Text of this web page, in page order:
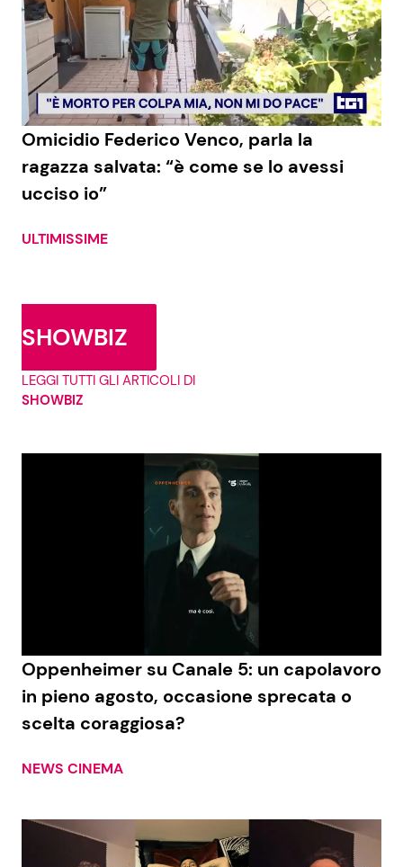
Omicidio Federico Venco, parla la
ragazza salvata: “è come se lo avessi
ucciso io”
ULTIMISSIME
SHOWBIZ
LEGGI TUTTI GLI ARTICOLI DI
SHOWBIZ
Oppenheimer su Canale 5: un capolavoro
in pieno agosto, occasione sprecata o
scelta coraggiosa?
NEWS CINEMA